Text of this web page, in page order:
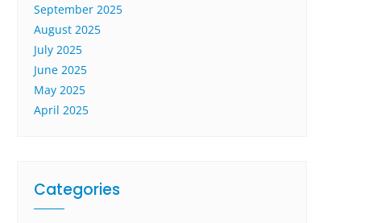
September 2025
August 2025
July 2025
June 2025
May 2025
April 2025
Categories